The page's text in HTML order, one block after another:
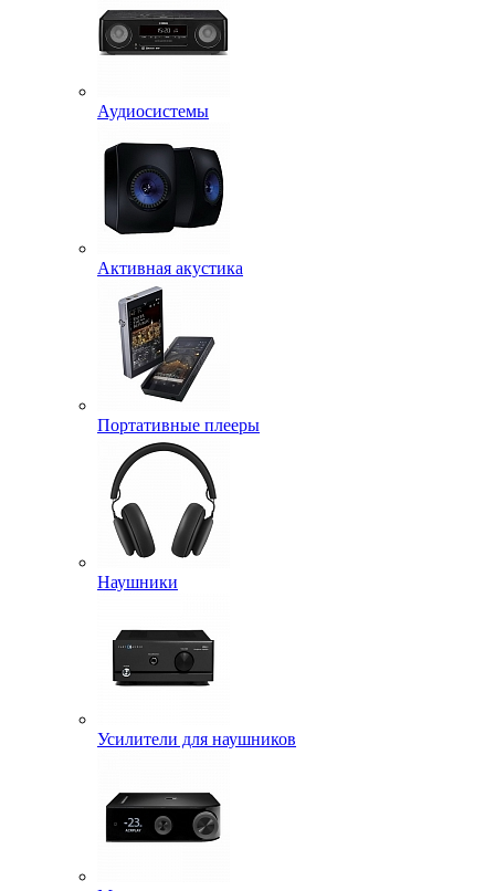
Аудиосистемы
Активная акустика
Портативные плееры
Наушники
Усилители для наушников